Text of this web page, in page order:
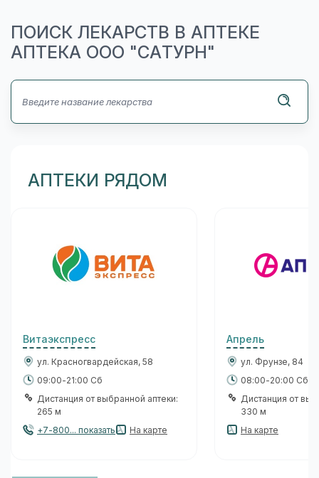
ПОИСК ЛЕКАРСТВ В АПТЕКЕ
АПТЕКА ООО "САТУРН"
АПТЕКИ РЯДОМ
Витаэкспресс
ул. Красногвардейская, 58
09:00-21:00 Сб
Дистанция от выбранной аптеки:
265 м
+7-800... показать
На карте
Апрель
ул. Фрунзе, 84
08:00-20:00 Сб
Дистанция от
330 м
На карте